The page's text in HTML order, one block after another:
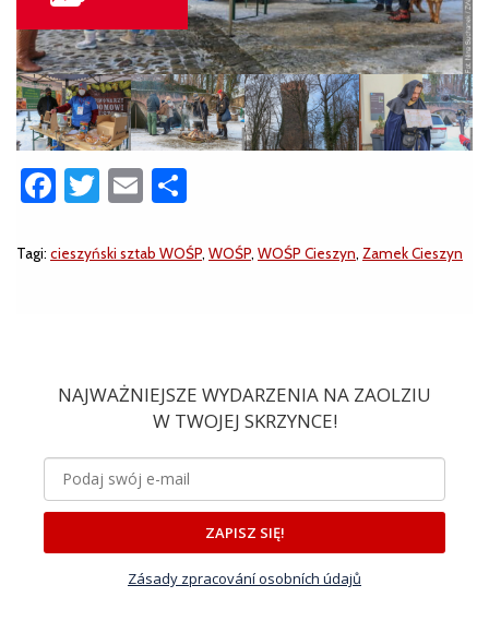
Facebook
Twitter
Email
Tagi: cieszyński sztab WOŚP, WOŚP, WOŚP Cieszyn, Zamek Cieszyn
NAJWAŻNIEJSZE WYDARZENIA NA ZAOLZIU
W TWOJEJ SKRZYNCE!
ZAPISZ SIĘ!
Zásady zpracování osobních údajů